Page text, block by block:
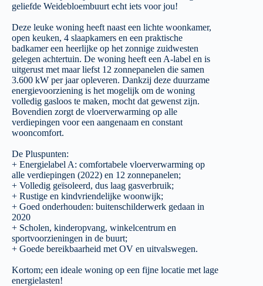
geliefde Weidebloembuurt echt iets voor jou!
Deze leuke woning heeft naast een lichte woonkamer,
open keuken, 4 slaapkamers en een praktische
badkamer een heerlijke op het zonnige zuidwesten
gelegen achtertuin. De woning heeft een A-label en is
uitgerust met maar liefst 12 zonnepanelen die samen
3.600 kW per jaar opleveren. Dankzij deze duurzame
energievoorziening is het mogelijk om de woning
volledig gasloos te maken, mocht dat gewenst zijn.
Bovendien zorgt de vloerverwarming op alle
verdiepingen voor een aangenaam en constant
wooncomfort.
De Pluspunten:
+ Energielabel A: comfortabele vloerverwarming op
alle verdiepingen (2022) en 12 zonnepanelen;
+ Volledig geïsoleerd, dus laag gasverbruik;
+ Rustige en kindvriendelijke woonwijk;
+ Goed onderhouden: buitenschilderwerk gedaan in
2020
+ Scholen, kinderopvang, winkelcentrum en
sportvoorzieningen in de buurt;
+ Goede bereikbaarheid met OV en uitvalswegen.
Kortom; een ideale woning op een fijne locatie met lage
energielasten!